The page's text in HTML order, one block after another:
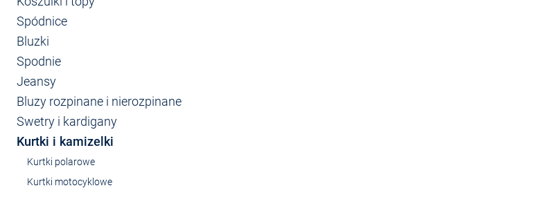
Spódnice
Bluzki
Spodnie
Jeansy
Bluzy rozpinane i nierozpinane
Swetry i kardigany
Kurtki i kamizelki
Kurtki polarowe
Kurtki motocyklowe